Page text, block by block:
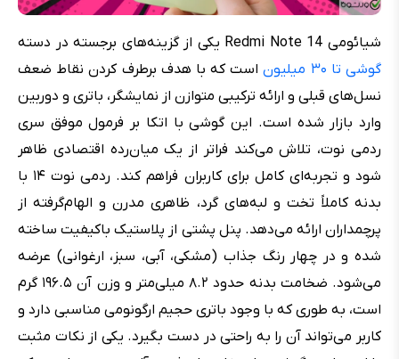
شیائومی Redmi Note 14 یکی از گزینه‌های برجسته در دسته
گوشی تا ۳۰ میلیون
است که با هدف برطرف کردن نقاط ضعف
نسل‌های قبلی و ارائه ترکیبی متوازن از نمایشگر، باتری و دوربین
وارد بازار شده است. این گوشی با اتکا بر فرمول موفق سری
ردمی نوت، تلاش می‌کند فراتر از یک میان‌رده اقتصادی ظاهر
شود و تجربه‌ای کامل برای کاربران فراهم کند. ردمی نوت ۱۴ با
بدنه کاملاً تخت و لبه‌های گرد، ظاهری مدرن و الهام‌گرفته از
پرچمداران ارائه می‌دهد. پنل پشتی از پلاستیک باکیفیت ساخته
شده و در چهار رنگ جذاب (مشکی، آبی، سبز، ارغوانی) عرضه
می‌شود. ضخامت بدنه حدود ۸.۲ میلی‌متر و وزن آن ۱۹۶.۵ گرم
است، به طوری که با وجود باتری حجیم ارگونومی مناسبی دارد و
کاربر می‌تواند آن را به راحتی در دست بگیرد. یکی از نکات مثبت